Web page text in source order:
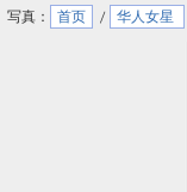
写真： 首页 / 华人女星